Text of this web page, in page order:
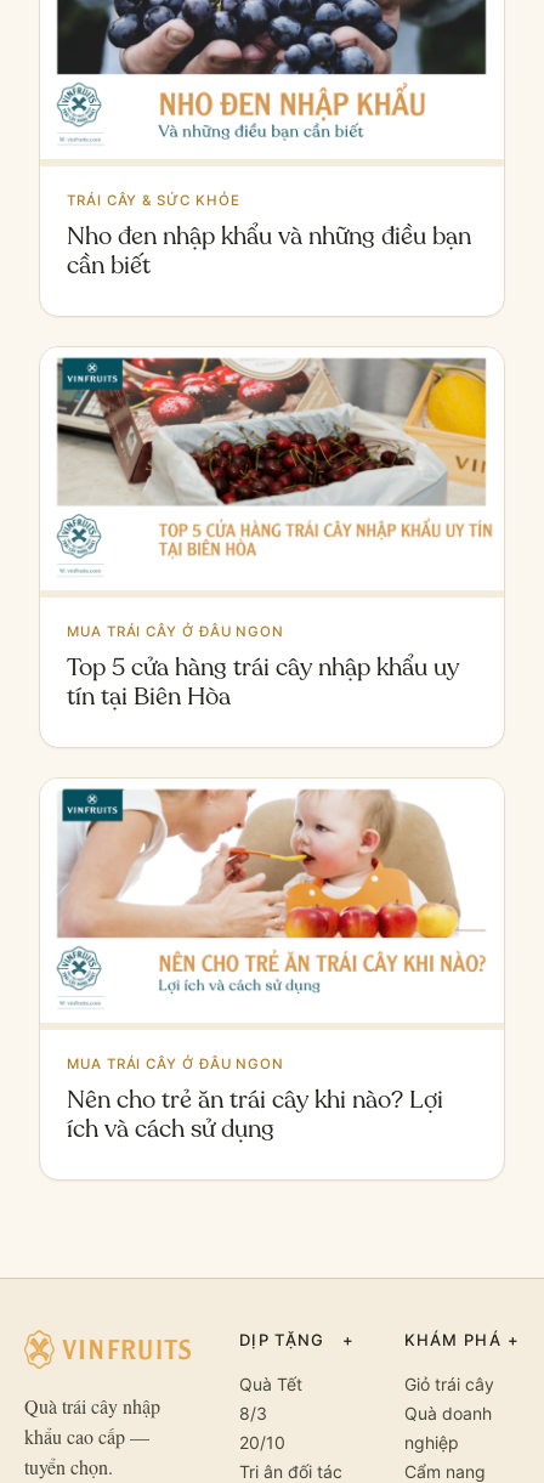
TRÁI CÂY & SỨC KHỎE
Nho đen nhập khẩu và những điều bạn
cần biết
MUA TRÁI CÂY Ở ĐÂU NGON
Top 5 cửa hàng trái cây nhập khẩu uy
tín tại Biên Hòa
MUA TRÁI CÂY Ở ĐÂU NGON
Nên cho trẻ ăn trái cây khi nào? Lợi
ích và cách sử dụng
Quà trái cây nhập
khẩu cao cấp —
tuyển chọn.
DỊP TẶNG +
Quà Tết
8/3
20/10
Tri ân đối tác
KHÁM PHÁ +
Giỏ trái cây
Quà doanh
nghiệp
Cẩm nang